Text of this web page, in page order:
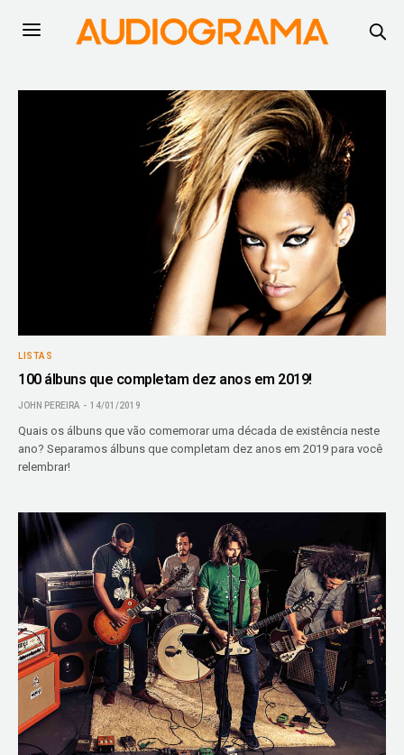
LISTAS
100 álbuns que completam dez anos em 2019!
JOHN PEREIRA 14/01/2019
Quais os álbuns que vão comemorar uma década de existência neste
ano? Separamos álbuns que completam dez anos em 2019 para você
relembrar!